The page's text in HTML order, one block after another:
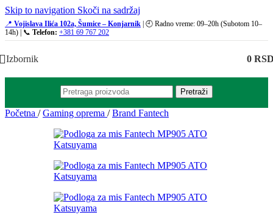
Skip to navigation Skoči na sadržaj
📍 Vojislava Ilića 102a, Šumice – Konjarnik | 🕘 Radno vreme: 09–20h (Subotom 10–
14h) | 📞 Telefon: +381 69 767 202
Izbornik 0
Pretraži
Početna / Gaming oprema / Brand Fantech